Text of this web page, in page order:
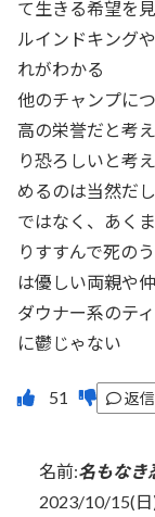
て生きる希望を
ルインドキング
れがわかる
他のチャンプに
高の栄誉だと考
り恐ろしいと考
めるのは当然だ
ではなく、あく
りすすんで死の
は優しい両親や
ダウナー系のテ
に鬱じゃない
返信
名前:名もなき
2023/10/15(